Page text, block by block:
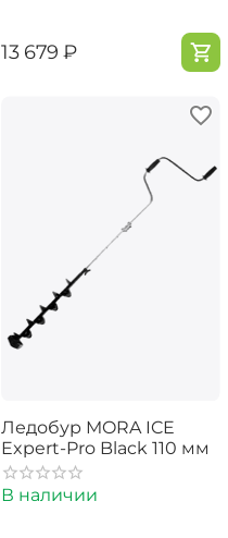
‍13 679‍ ₽
Ледобур MORA ICE
Expert-Pro Black 110 мм
В наличии